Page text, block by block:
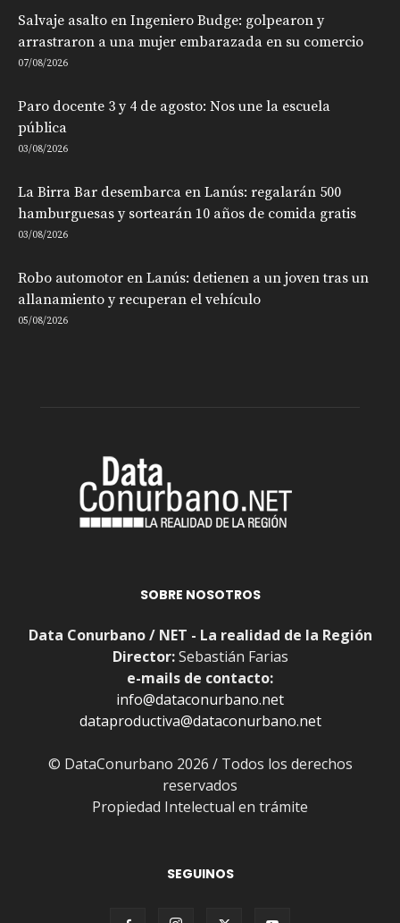
Salvaje asalto en Ingeniero Budge: golpearon y
arrastraron a una mujer embarazada en su comercio
07/08/2026
Paro docente 3 y 4 de agosto: Nos une la escuela
pública
03/08/2026
La Birra Bar desembarca en Lanús: regalarán 500
hamburguesas y sortearán 10 años de comida gratis
03/08/2026
Robo automotor en Lanús: detienen a un joven tras un
allanamiento y recuperan el vehículo
05/08/2026
SOBRE NOSOTROS
Data Conurbano / NET - La realidad de la Región
Director:Sebastián Farias
e-mails de contacto:
info@dataconurbano.net
dataproductiva@dataconurbano.net
© DataConurbano 2026 / Todos los derechos
reservados
Propiedad Intelectual en trámite
SEGUINOS